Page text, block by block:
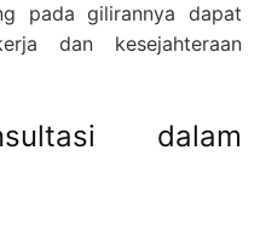
pada gilirannya dapat
dan kesejahteraan
dalam